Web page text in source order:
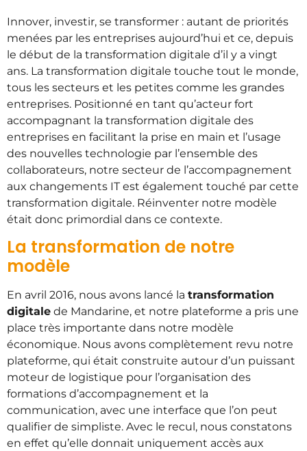
Innover, investir, se transformer : autant de priorités
menées par les entreprises aujourd’hui et ce, depuis
le début de la transformation digitale d’il y a vingt
ans. La transformation digitale touche tout le monde,
tous les secteurs et les petites comme les grandes
entreprises. Positionné en tant qu’acteur fort
accompagnant la transformation digitale des
entreprises en facilitant la prise en main et l’usage
des nouvelles technologie par l’ensemble des
collaborateurs, notre secteur de l’accompagnement
aux changements IT est également touché par cette
transformation digitale. Réinventer notre modèle
était donc primordial dans ce contexte.
La transformation de notre
modèle
En avril 2016, nous avons lancé la transformation
digitale de Mandarine, et notre plateforme a pris une
place très importante dans notre modèle
économique. Nous avons complètement revu notre
plateforme, qui était construite autour d’un puissant
moteur de logistique pour l’organisation des
formations d’accompagnement et la
communication, avec une interface que l’on peut
qualifier de simpliste. Avec le recul, nous constatons
en effet qu’elle donnait uniquement accès aux